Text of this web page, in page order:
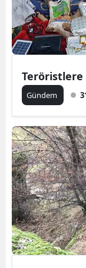
Gündem